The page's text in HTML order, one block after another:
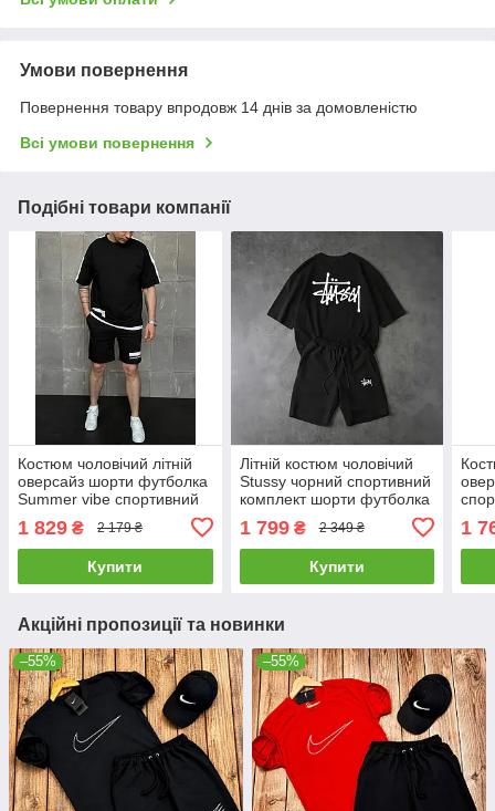
Умови повернення
Повернення товару впродовж 14 днів за домовленістю
Всі умови повернення
Подібні товари компанії
Костюм чоловічий літній
оверсайз шорти футболка
Summer vibe спортивний
1 829 ₴ 2 179 ₴
Купити
Літній костюм чоловічий
Stussy чорний спортивний
комплект шорти футболка
1 799₴ 2 349 ₴
Купити
1
Акційні пропозиції та новинки
–55% –55%